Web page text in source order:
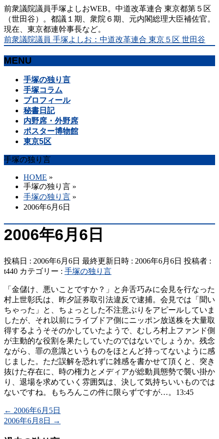
前衆議院議員手塚よしおWEB。中道改革連合 東京都第５区
（世田谷）。都議１期、衆院６期、元内閣総理大臣補佐官。
現在、東京都連幹事長など。
前衆議院議員 手塚よしお：中道改革連合 東京５区 世田谷
MENU
手塚の独り言
手塚コラム
プロフィール
秘書日記
内野席・外野席
ポスター博物館
東京5区
手塚の独り言
HOME »
手塚の独り言 »
手塚の独り言 »
2006年6月6日
2006年6月6日
投稿日 : 2006年6月6日 最終更新日時 : 2006年6月6日 投稿者 :
t440 カテゴリー : 手塚の独り言
「金儲け、悪いことですか？」と弁舌巧みに会見を行なった
村上世彰氏は、昨夕証券取引法違反で逮捕。会見では「聞い
ちゃった」と、ちょっとした不注意ぶりをアピールしていま
したが、それ以前にライブドア側にニッポン放送株を大量取
得するようそそのかしていたようで、むしろ村上ファンド側
が主動的な役割を果たしていたのではないでしょうか。残念
ながら、罪の意識というものをほとんど持ってないように感
じました。ただ誤解を恐れずに雑感を書かせて頂くと、突き
抜けた存在に、時の権力とメディアが総動員態勢で襲い掛か
り、退場を求めていく雰囲気は、決して気持ちいいものでは
ないですね。もちろんこの件に限らずですが…。13:45
← 2006年6月5日
2006年6月8日
→